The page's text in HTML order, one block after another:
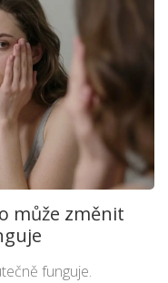
může změnit
funguje.